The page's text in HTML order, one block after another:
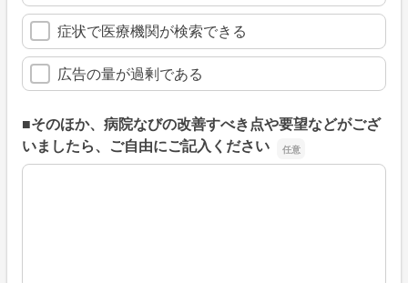
症状で医療機関が検索できる
広告の量が過剰である
■そのほか、病院なびの改善すべき点や要望などがござ
いましたら、ご自由にご記入ください
■そのほか、病院なびの改善すべき点や要望などがござい